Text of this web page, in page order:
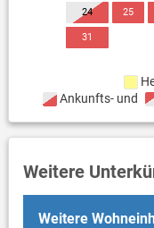
24 25
31
Ankunfts- und
Weitere
Weitere